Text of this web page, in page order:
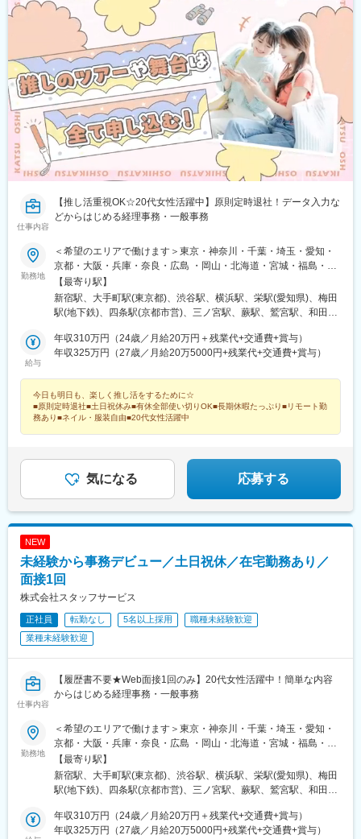
駅、旧居留地・大丸前駅、城下駅(岡山県)、七ツ屋駅、北１２条
駅、亀戸駅、本八幡駅(都営線)、新津田沼駅、千葉駅、北茅ケ崎
駅、岡山駅前駅、横川一丁目駅、赤坂見附駅、京成稲毛駅、西長
堀駅、大阪難波駅、米野駅、新浜松駅、高島町駅、三宮駅(神戸市
営)、なにわ橋駅、渡辺通駅、駅前駅、東日本橋駅、中之島駅、京
橋駅(東京都)、立町駅、馬車道駅、霞ケ関駅(東京都)、本郷三丁目
駅、白金高輪駅、中崎町駅、天神南駅、近鉄日本橋駅、市役所前
駅(広島県)、香春口三萩野駅、大森海岸駅、五反田駅、大阪城公園
駅、東海神駅、川越市駅、日吉町駅、あおば通駅、信濃町駅、新
宿西口駅、香櫨園駅、資生館小学校前駅、西辛島町駅、四谷三丁
目駅、京成上野駅、家庭裁判所前駅、築地市場駅、曙橋駅、日ノ
出町駅、下落合駅、東向日駅、千代県庁口駅、石川町駅、県庁前
駅(兵庫県)、郵便局前駅、東区役所前駅、鬼越駅、新千葉駅、伊勢
佐木長者町駅、西川緑道公園駅、国会議事堂前駅、西大橋駅、な
んば駅(南海線)、第一通り駅
川口駅、川越駅、千里中央駅(北大阪急行)、千葉みなと駅、仙台
駅、赤坂駅(福岡県)、赤坂駅(東京都)、静岡駅、青葉通一番町駅、
青山一丁目駅、西明石駅、西梅田駅、西二見駅、西鉄福岡駅、西
中島南方駅、西大宮駅、西新町駅、西新宿駅、西小倉駅、西宮
駅、西浦和駅、桑園駅、バスセンター前駅、すすきの駅、生麦
駅、星川駅、成田駅、水道町駅、水天宮前駅、陣原駅、人形町
駅、辛島町駅、秦野駅、神立駅、神田駅(東京都)、新百合ケ丘駅、
新長田駅、新大阪駅、新川崎駅、さっぽろ駅、北３４条駅、新静
岡駅、新杉田駅、新宿御苑前駅、海芝浦駅、新子安駅、新橋駅、
新潟駅、新横浜駅、新栄町駅(愛知県)、新浦安駅、心斎橋駅、飾磨
駅、上野駅、上道駅(岡山県)、上鳥羽口駅、上小田井駅、上溝駅、
湘南台駅、沼津駅、小牧口駅、小伝馬町駅、小倉駅(福岡県)、小川
町駅(東京都)、勝どき駅、女学院前駅、初台駅、初石駅、秋葉原
駅、芝公園駅、汐留駅、市川駅、市ケ谷駅、四ツ谷駅、三郷駅(埼
玉県)、三河安城駅、三越前駅、元町駅(北海道)、桜木町駅、桜ノ
宮駅、堺筋本町駅、今池駅(愛知県)、今羽駅、麹町駅、鴻巣駅、高
町駅、南郷１８丁目駅、勾当台公園駅、御茶ノ水駅、呉服町駅(福
岡県)、五条駅(京都市営)、虎ノ門駅、戸田公園駅、戸田駅(埼玉
県)、元町・中華街駅、元町駅(兵庫県)、県庁通り駅、研究学園
駅、熊谷駅、空港第２ビル駅(鉄道)、苦竹駅、九段下駅、銀座駅、
金沢駅、金山駅(愛知県)、北１３条東駅、錦糸町駅、狭山市駅、橋
崎駅、宮城野原駅、京成成田駅、宮原駅、久喜駅、久屋大通駅、
祇園駅(福岡県)、岩本町駅、岩塚駅、丸の内駅(愛知県)、関内駅、
島県)、越谷レイクタウン駅、永田町駅、栄駅(岡山県)、浦和駅、
浦安駅(千葉県)、稲毛駅、稲荷町駅(東京都)、伊丹駅(阪急線)、愛
ＹＲＰ野比駅、浜松駅、新宿駅(東京メトロ)、新高島駅、大須観音
駅、大阪梅田駅(阪急線)、三宮駅(神戸新交通)、麻布十番駅、西鉄
平尾駅、越中島駅、九州鉄道記念館駅、山陽明石駅、近鉄名古屋
駅、新豊田駅、新豊橋駅、銀座一丁目駅、大開駅、大門駅(東京
都)、代官山駅、山陽姫路駅、渡辺橋駅、水道橋駅、東比恵駅、西
４丁目駅、大阪天満宮駅、石上駅、末広町駅(東京都)、大阪梅田駅
駅、櫛田神社前駅、古市駅(広島県)、神保町駅、東池袋駅、中央区
役所前駅、平和島駅、東門前駅、大崎広小路駅、京橋駅(大阪府)、
四条大宮駅、両国駅、倉敷市駅、京成船橋駅、馬喰町駅、八丁畷
駅、本川越駅、千里中央駅(大阪モノレール)、外苑前駅、都庁前
駅、さくら夙川駅、狸小路駅、熊本城・市役所前駅、新日本橋
駅、西代駅、鹿島田駅、札幌駅、新宿三丁目駅、新芝浦駅、京急
新子安駅、車道駅、四ツ橋駅、くいな橋駅、小田井駅、馬喰横山
駅、淡路町駅、縮景園前駅、参宮橋駅、赤羽橋駅、千種駅、西早
稲田駅、猿猴橋町駅、桂川駅(京都府)、北四番丁駅、新御茶ノ水
駅、旧居留地・大丸前駅、城下駅(岡山県)、七ツ屋駅、北１２条
堀駅、大阪難波駅、米野駅、新浜松駅、高島町駅、三宮駅(神戸市
営)、なにわ橋駅、渡辺通駅、駅前駅、東日本橋駅、中之島駅、京
橋駅(東京都)、立町駅、馬車道駅、霞ケ関駅(東京都)、本郷三丁目
駅、白金高輪駅、中崎町駅、天神南駅、近鉄日本橋駅、市役所前
駅(広島県)、香春口三萩野駅、大森海岸駅、五反田駅、大阪城公園
宿西口駅、香櫨園駅、資生館小学校前駅、西辛島町駅、四谷三丁
目駅、京成上野駅、家庭裁判所前駅、築地市場駅、曙橋駅、日ノ
仕事内容
【推し活重視OK☆20代女性活躍中】原則定時退社！データ入力な
どからはじめる経理事務・一般事務
勤務地
＜希望のエリアで働けます＞東京・神奈川・千葉・埼玉・愛知・
京都・大阪・兵庫・奈良・広島 ・岡山・北海道・宮城・福島・新
潟・茨城・栃木・群馬・石川・富山・長野・静岡・岐阜・三重・
滋賀・香川・愛媛・山口・福岡・熊本・長崎・鹿児島◆転居を伴
う転勤なし◆配属先は通える範囲で希望を考慮して決定◆駅チカ
リモートワーク導入企業も◆20代の女性を中心に活躍中＜配属先
例＞カネボウ化粧品、KDDI、一休、リクルートグループ、
ループ、パナソニックグループ関西：三菱重工業、ローム、住友
ゴム工業、広島：広島ホームテレビ、マツダロジスティクスな
ど、配属先は大手有名企業やグループ会社が中心。4295名以上が
就業先企業の直接雇用へ！（2026年3月末実績）入社後平均2年で
就業条件明示書で明示します）※自動車通勤OK（エリア・配属先
によって変動）
【最寄り駅】
新宿駅、大手町駅(東京都)、渋谷駅、横浜駅、栄駅(愛知県)、梅田
駅(地下鉄)、四条駅(京都市営)、三ノ宮駅、蕨駅、鷲宮駅、和田岬
流山おおたかの森駅、淀屋橋駅、与野駅、有楽町駅、薬院大通
駅、薬院駅、門沢橋駅、門前仲町駅、門司港駅、明石駅、名鉄名
駅、旭川駅、大谷地駅、新さっぽろ駅、豊田市駅、豊洲駅、豊橋
駅、宝町駅(東京都)、平和通駅、平塚駅、平間駅、兵庫駅、福岡空
市駅、肥後橋駅、飯田橋駅、半蔵門駅、八幡駅(福岡県)、八丁堀駅
(東京都)、八丁堀駅(広島県)、白山駅(新潟県)、柏駅、博多駅、南
行徳駅、播磨町駅、日野駅(滋賀県)、日本大通り駅、日本橋駅(東
京都)、日比谷駅、南方駅(大阪府)、南船橋駅、大通駅、南仙台
駅、南森町駅、南小倉駅、南越谷駅、内幸町駅、藤沢駅、湯島
駅、東陽町駅、東梅田駅、東大宮駅、東戸塚駅、東銀座駅、東京
都)、田崎橋駅、天満橋駅、天満駅、天神橋筋六丁目駅、天神駅、
鶴見駅、鶴間駅、通町筋駅、追浜駅、長堀橋駅、長田駅(大阪府)、
長岡京駅、朝霞駅、中野坂上駅、中野栄駅、中電前駅、中津駅(地
下鉄)、中洲川端駅、中筋駅、竹田駅(京都府)、竹橋駅、池袋駅、
旦過駅、谷町四丁目駅、西１１丁目駅、大曽根駅、大森駅(東京
都)、大師橋駅、大崎駅、大阪ビジネスパーク駅、大阪駅、大濠公
園駅、大宮駅(埼玉県)、大宮駅(京都府)、袋町駅、袋井駅、多賀城
駅、蔵前駅、草津駅(滋賀県)、草加駅、総社駅、倉敷駅、蘇我駅、
善行駅、船橋競馬場駅、船橋駅、浅草橋駅、泉中央駅、川崎駅、
川口駅、川越駅、千里中央駅(北大阪急行)、千葉みなと駅、仙台
中島南方駅、西大宮駅、西新町駅、西新宿駅、西小倉駅、西宮
駅、西浦和駅、桑園駅、バスセンター前駅、すすきの駅、生麦
駅、星川駅、成田駅、水道町駅、水天宮前駅、陣原駅、人形町
駅、辛島町駅、秦野駅、神立駅、神田駅(東京都)、新百合ケ丘駅、
新長田駅、新大阪駅、新川崎駅、さっぽろ駅、北３４条駅、新静
新潟駅、新横浜駅、新栄町駅(愛知県)、新浦安駅、心斎橋駅、飾磨
駅、上野駅、上道駅(岡山県)、上鳥羽口駅、上小田井駅、上溝駅、
給与
年収310万円（24歳／月給20万円＋残業代+交通費+賞与）
年収325万円（27歳／月給20万5000円+残業代+交通費+賞与）
今日も明日も、楽しく推し活をするために☆
■原則定時退社■土日祝休み■有休全部使い切りOK■長期休暇たっぷり■リモート勤
務あり■ネイル・服装自由■20代女性活躍中
気になる 応募する
NEW
未経験から事務デビュー／土日祝休／在宅勤務あり／
面接1回
株式会社スタッフサービス
正社員 転勤なし 5名以上採用
職種未経験歓迎
業種未経験歓迎
仕事内容
【履歴書不要★Web面接1回のみ】20代女性活躍中！簡単な内容
からはじめる経理事務・一般事務
勤務地
＜希望のエリアで働けます＞東京・神奈川・千葉・埼玉・愛知・
京都・大阪・兵庫・奈良・広島 ・岡山・北海道・宮城・福島・新
潟・茨城・栃木・群馬・石川・富山・長野・静岡・岐阜・三重・
滋賀・香川・愛媛・山口・福岡・熊本・長崎・鹿児島◆転居を伴
う転勤なし◆配属先は通える範囲で希望を考慮して決定◆駅チカ
リモートワーク導入企業も◆20代の女性を中心に活躍中＜配属先
例＞カネボウ化粧品、KDDI、一休、リクルートグループ、
【最寄り駅】
新宿駅、大手町駅(東京都)、渋谷駅、横浜駅、栄駅(愛知県)、梅田
駅(地下鉄)、四条駅(京都市営)、三ノ宮駅、蕨駅、鷲宮駅、和田岬
流山おおたかの森駅、淀屋橋駅、与野駅、有楽町駅、薬院大通
駅、薬院駅、門沢橋駅、門前仲町駅、門司港駅、明石駅、名鉄名
年収310万円（24歳／月給20万円＋残業代+交通費+賞与）
年収325万円（27歳／月給20万5000円+残業代+交通費+賞与）